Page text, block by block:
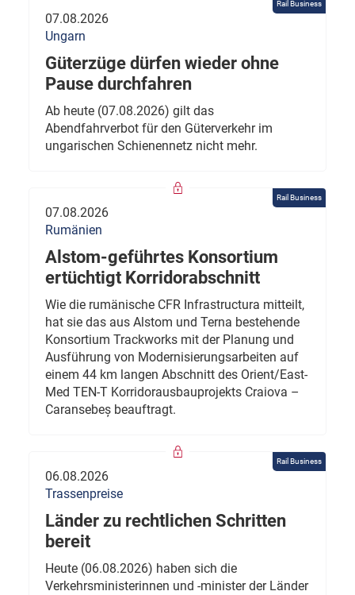
Rail Business
07.08.2026
Ungarn
Güterzüge dürfen wieder ohne
Pause durchfahren
Ab heute (07.08.2026) gilt das
Abendfahrverbot für den Güterverkehr im
ungarischen Schienennetz nicht mehr.
Rail Business
07.08.2026
Rumänien
Alstom-geführtes Konsortium
ertüchtigt Korridorabschnitt
Wie die rumänische CFR Infrastructura mitteilt,
hat sie das aus Alstom und Terna bestehende
Konsortium Trackworks mit der Planung und
Ausführung von Modernisierungsarbeiten auf
einem 44 km langen Abschnitt des Orient/East-
Med TEN-T Korridorausbauprojekts Craiova –
Caransebeș beauftragt.
Rail Business
06.08.2026
Trassenpreise
Länder zu rechtlichen Schritten
bereit
Heute (06.08.2026) haben sich die
Verkehrsministerinnen und -minister der Länder